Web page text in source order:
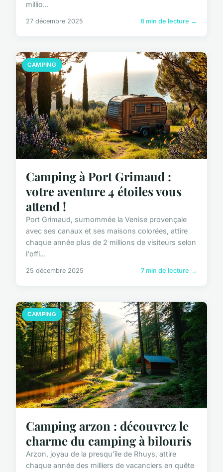
millio...
27 décembre 2025 8 min de lecture →
CAMPING
Camping à Port Grimaud :
votre aventure 4 étoiles vous
attend !
Port Grimaud, surnommée la Venise provençale
avec ses canaux et ses maisons colorées, attire
chaque année plus de 2 millions de visiteurs selon
l'offi...
25 décembre 2025 7 min de lecture →
CAMPING
Camping arzon : découvrez le
charme du camping à bilouris
Arzon, joyau de la presqu'île de Rhuys, attire
chaque année des milliers de vacanciers en quête